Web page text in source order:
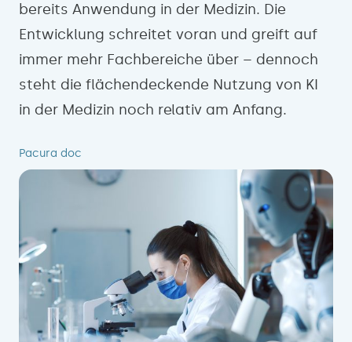
bereits Anwendung in der Medizin. Die
Entwicklung schreitet voran und greift auf
immer mehr Fachbereiche über – dennoch
steht die flächendeckende Nutzung von KI
in der Medizin noch relativ am Anfang.
Pacura doc